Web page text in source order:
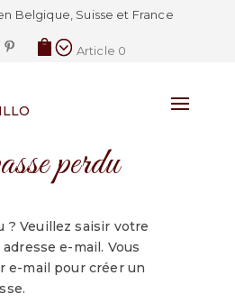
Belgique, Suisse et France
Article 0
perdu
? Veuillez saisir votre
e-mail. Vous
e-mail pour créer un